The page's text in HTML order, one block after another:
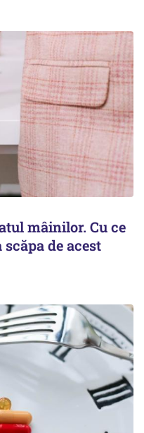
mâinilor. Cu ce
de acest